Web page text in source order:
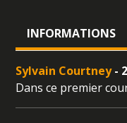
INFORMATIONS
Sylvain Courtney-
Dans ce premier